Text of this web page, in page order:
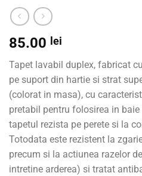
85.00 lei
Tapet lavabil duplex, fabricat
pe suport din hartie si strat
(colorat in masa), cu
pretabil pentru folosirea in
tapetul rezista pe perete si la
Totodata este rezistent la
precum si la actiunea razelor
intretine arderea) si tratat